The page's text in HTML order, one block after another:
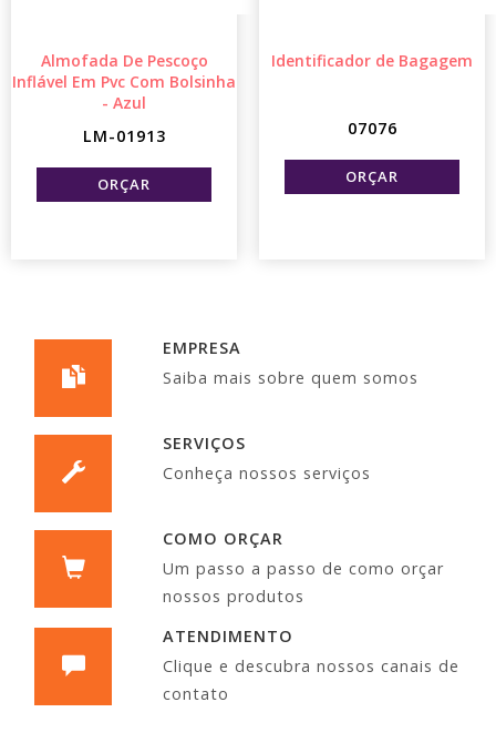
Almofada De Pescoço
Inflável Em Pvc Com Bolsinha
- Azul
LM-01913
Identificador de Bagagem
07076
EMPRESA
Saiba mais sobre quem somos
SERVIÇOS
Conheça nossos serviços
COMO ORÇAR
Um passo a passo de como orçar
nossos produtos
ATENDIMENTO
Clique e descubra nossos canais de
contato